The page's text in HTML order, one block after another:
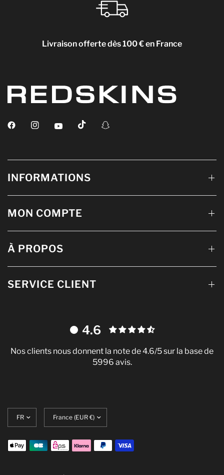
Livraison offerte dès 100 € en France
INFORMATIONS
MON COMPTE
À PROPOS
SERVICE CLIENT
4.6
Nos clients nous donnent la note de 4.6/5 sur la base de
5996 avis.
la
langue